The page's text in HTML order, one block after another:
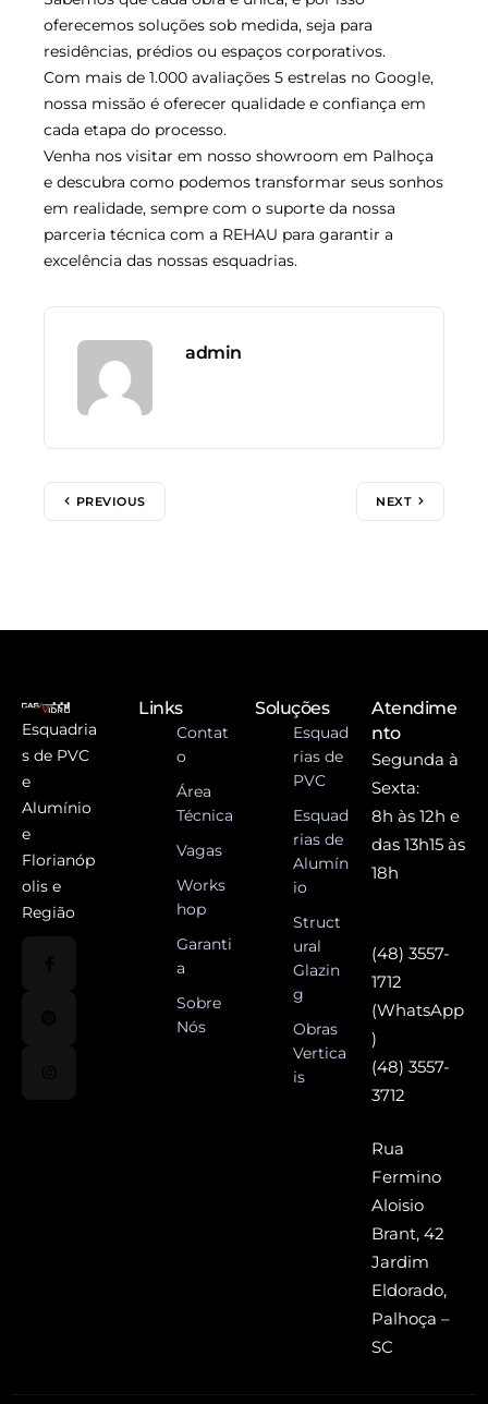
oferecemos soluções sob medida, seja para
residências, prédios ou espaços corporativos.
Com mais de 1.000 avaliações 5 estrelas no Google,
nossa missão é oferecer qualidade e confiança em
cada etapa do processo.
Venha nos visitar em nosso showroom em Palhoça
e descubra como podemos transformar seus sonhos
em realidade, sempre com o suporte da nossa
parceria técnica com a REHAU para garantir a
excelência das nossas esquadrias.
admin
PREVIOUS NEXT
Esquadria
s de PVC
e
Alumínio
e
Florianóp
olis e
Região
Links
Contat
o
Área
Técnica
Vagas
Works
hop
Garanti
a
Sobre
Nós
Soluções
Esquad
rias de
PVC
Esquad
rias de
Alumín
io
Struct
ural
Glazin
g
Obras
Vertica
is
Atendime
nto
Segunda à
Sexta:
8h às 12h e
das 13h15 às
18h
(48) 3557-
1712
(WhatsApp
)
(48) 3557-
3712
Rua
Fermino
Aloisio
Brant, 42
Jardim
Eldorado,
Palhoça –
SC